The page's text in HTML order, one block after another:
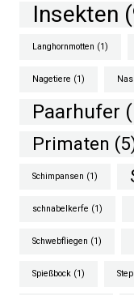
Insekten
Langhornmotten (1)
Nagetiere (1)
Paarhufer
Primaten
Schimpansen (1)
schnabelkerfe (1)
Schwebfliegen (1)
Spießbock (1)